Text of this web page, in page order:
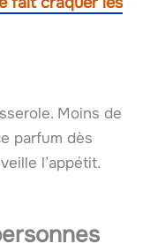
Moins de
parfum dès
l’appétit.